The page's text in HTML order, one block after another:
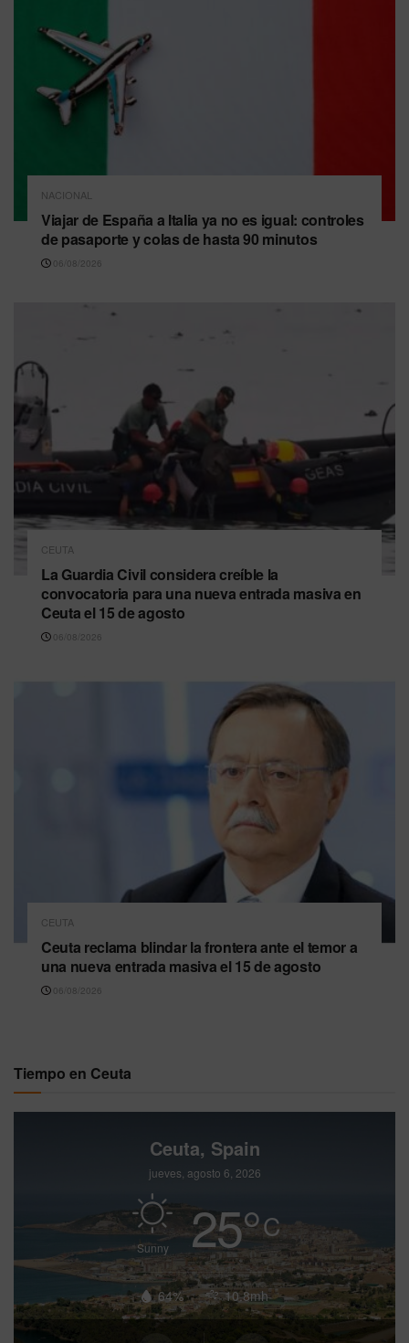
NACIONAL
Viajar de España a Italia ya no es igual: controles
de pasaporte y colas de hasta 90 minutos
06/08/2026
CEUTA
La Guardia Civil considera creíble la
convocatoria para una nueva entrada masiva en
Ceuta el 15 de agosto
06/08/2026
CEUTA
Ceuta reclama blindar la frontera ante el temor a
una nueva entrada masiva el 15 de agosto
06/08/2026
Tiempo en Ceuta
Ceuta, Spain
jueves, agosto 6, 2026
Sunny 25°C
64% 10.8mh